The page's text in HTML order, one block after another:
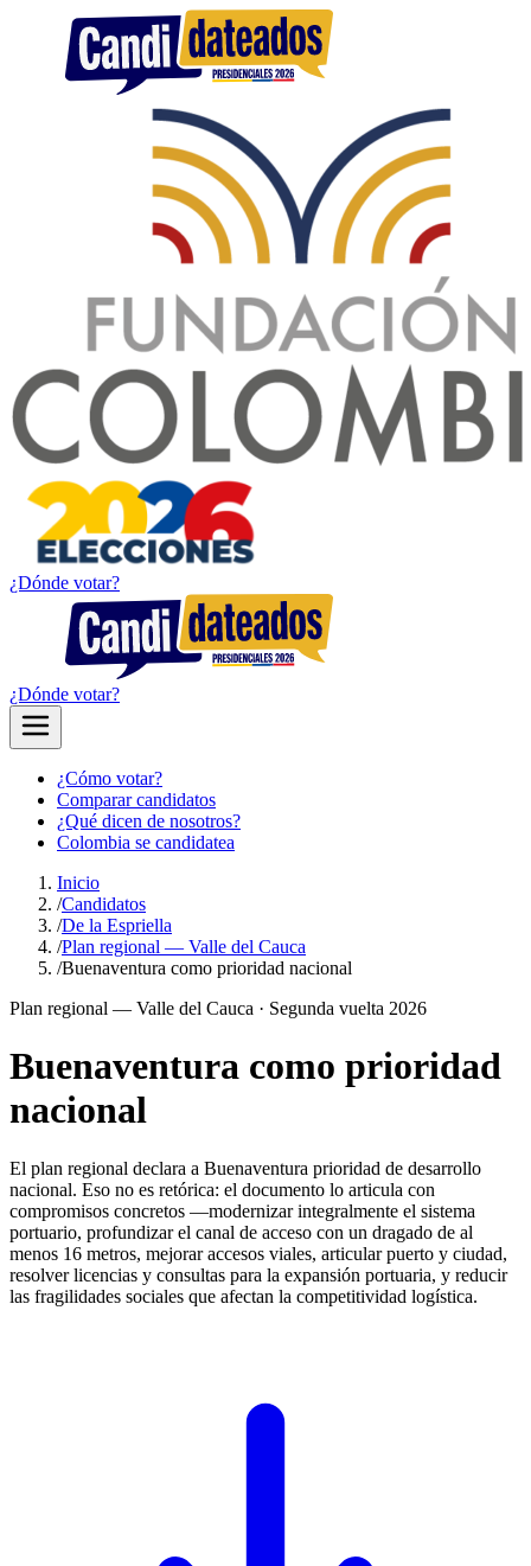
¿Dónde votar?
¿Dónde votar?
¿Cómo votar?
Comparar candidatos
¿Qué dicen de nosotros?
Colombia se candidatea
Inicio
/Candidatos
/De la Espriella
/Plan regional — Valle del Cauca
/Buenaventura como prioridad nacional
Plan regional — Valle del Cauca · Segunda vuelta 2026
Buenaventura como prioridad
nacional
El plan regional declara a Buenaventura prioridad de desarrollo
nacional. Eso no es retórica: el documento lo articula con
compromisos concretos —modernizar integralmente el sistema
portuario, profundizar el canal de acceso con un dragado de al
menos 16 metros, mejorar accesos viales, articular puerto y ciudad,
resolver licencias y consultas para la expansión portuaria, y reducir
las fragilidades sociales que afectan la competitividad logística.